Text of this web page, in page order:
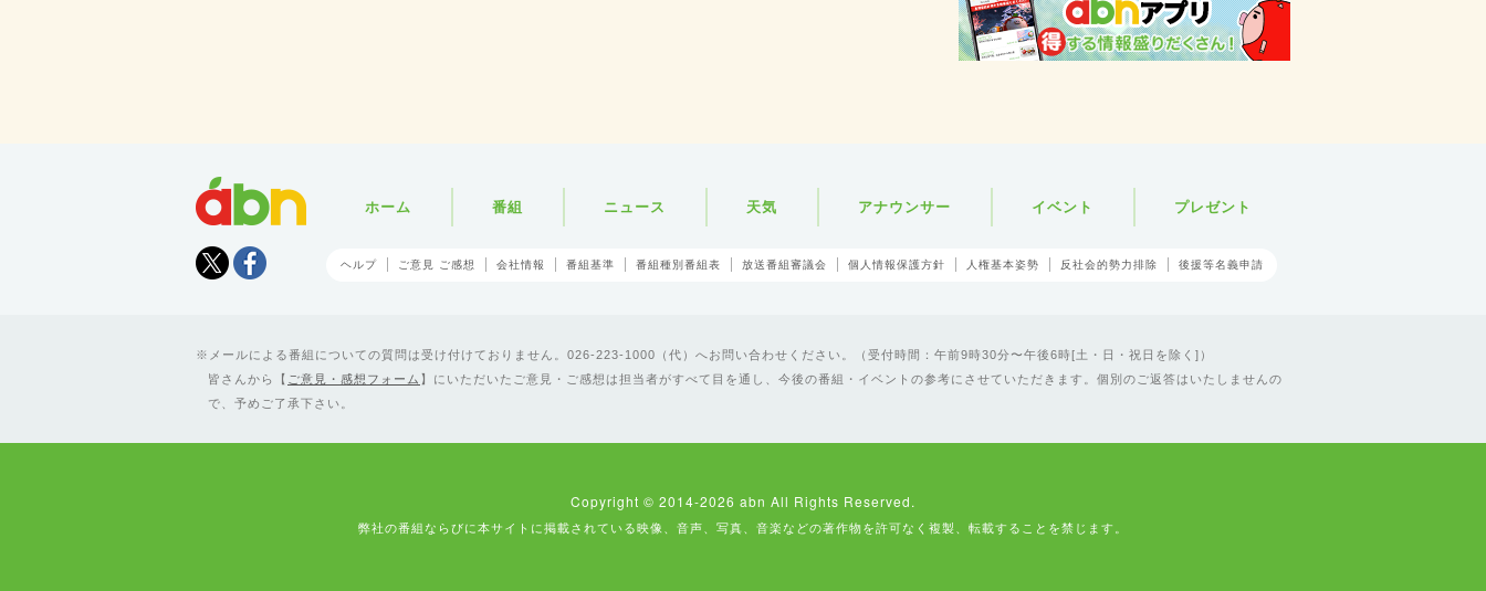
Tweet
ホーム 番組 ニュース 天気 アナウンサー イベント プレゼント
ヘルプ ご意見 ご感想 会社情報 番組基準 番組種別番組表 放送番組審議会 個人情報保護方針 人権基本姿勢 反社会的勢力排除 後援等名義申請
メールによる番組についての質問は受け付けておりません。026-223-1000（代）へお問い合わせください。（受付時間：午前9時30分〜午後6時[土・日・祝日を除く]）
皆さんから【 ご意見・感想フォーム 】にいただいたご意見・ご感想は担当者がすべて目を通し、今後の番組・イベントの参考にさせていただきます。個別のご返答はいたしませんの
で、予めご了承下さい。
Copyright © 2014-2026 abn All Rights Reserved.
弊社の番組ならびに本サイトに掲載されている映像、音声、写真、音楽などの著作物を許可なく複製、転載することを禁じます。